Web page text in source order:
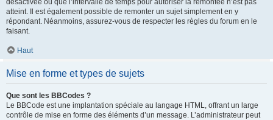
désactivée ou que l’intervalle de temps pour autoriser la remontée n’est pas
atteint. Il est également possible de remonter un sujet simplement en y
répondant. Néanmoins, assurez-vous de respecter les règles du forum en le
faisant.
Haut
Mise en forme et types de sujets
Que sont les BBCodes ?
Le BBCode est une implantation spéciale au langage HTML, offrant un large
contrôle de mise en forme des éléments d’un message. L’administrateur peut